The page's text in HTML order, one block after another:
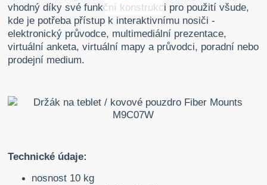
vhodný díky své funkční konstrukci pro použití všude,
kde je potřeba přístup k interaktivnímu nosiči -
elektronický průvodce, multimediální prezentace,
virtuální anketa, virtuální mapy a průvodci, poradní nebo
prodejní medium.
Technické údaje:
nosnost 10 kg